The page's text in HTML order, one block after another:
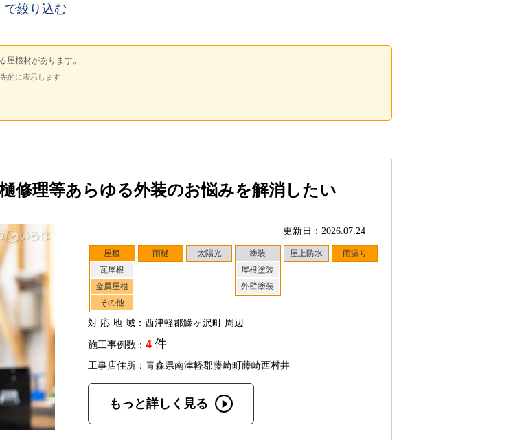
で絞り込む
屋根材があります。
的に表示します
修理等あらゆる外装のお悩みを解消したい
更新日：2026.07.24
屋根
瓦屋根
金属屋根
その他
雨樋 太陽光
塗装
屋根塗装
外壁塗装
屋上防水 雨漏り
対応地域：西津軽郡鰺ヶ沢町 周辺
施工事例数： 4 件
工事店住所：青森県南津軽郡藤崎町藤崎西村井
もっと詳しく見る